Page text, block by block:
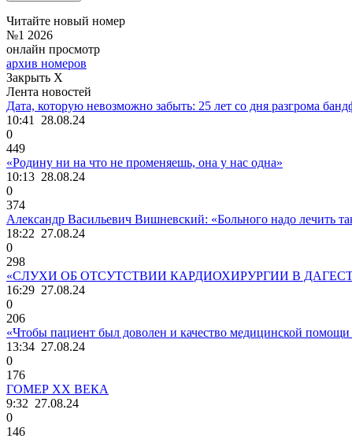
Читайте новый номер
№1 2026
онлайн просмотр
архив номеров
Закрыть X
Лента новостей
Дата, которую невозможно забыть: 25 лет со дня разгрома
10:41 28.08.24
0
449
«Родину ни на что не променяешь, она у нас одна»
10:13 28.08.24
0
374
Александр Васильевич Вишневский: «Больного надо лечить
18:22 27.08.24
0
298
«СЛУХИ ОБ ОТСУТСТВИИ КАРДИОХИРУРГИИ В
16:29 27.08.24
0
206
«Чтобы пациент был доволен и качество медицинской помощи
13:34 27.08.24
0
176
ГОМЕР ХХ ВЕКА
9:32 27.08.24
0
146